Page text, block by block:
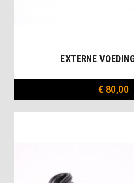
EXTERNE
€ 80,00